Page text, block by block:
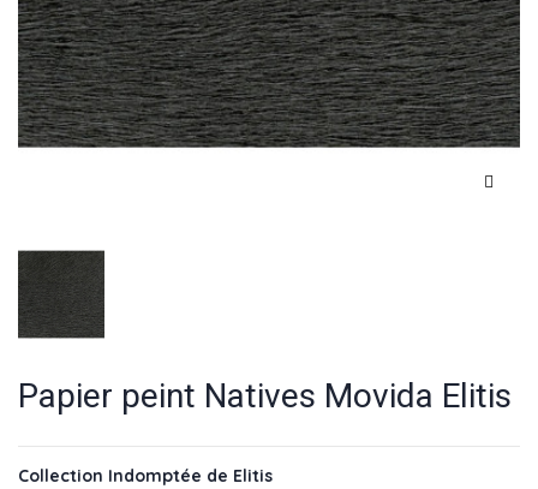
Papier peint Natives Movida Elitis
Collection Indomptée de Elitis